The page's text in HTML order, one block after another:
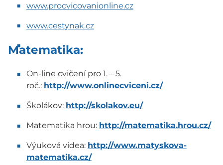
www.procvicovanionline.cz
www.cestynak.cz
Matematika:
On-line cvičení pro 1. – 5.
roč.: http://www.onlinecviceni.cz/
Školákov: http://skolakov.eu/
Matematika hrou: http://matematika.hrou.cz/
Výuková videa: http://www.matyskova-
matematika.cz/